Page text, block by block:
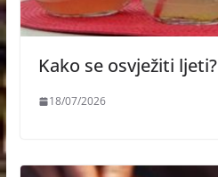
Kako se osvježiti ljeti?
18/07/2026